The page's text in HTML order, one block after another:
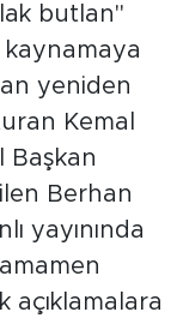
butlan"
kaynamaya
yeniden
Kemal
Başkan
Berhan
yayınında
açıklamalara